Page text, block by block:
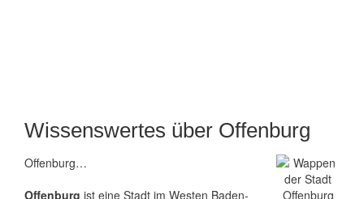
Wissenswertes über Offenburg
Offenburg…
Offenburg ist eine Stadt im Westen Baden-